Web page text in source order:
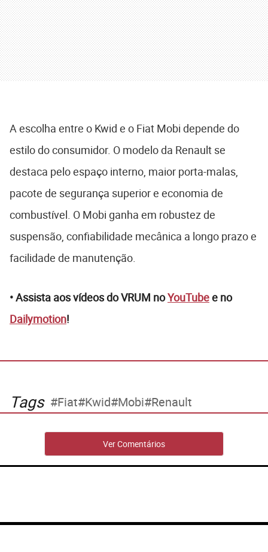
A escolha entre o Kwid e o Fiat Mobi depende do
estilo do consumidor. O modelo da Renault se
destaca pelo espaço interno, maior porta-malas,
pacote de segurança superior e economia de
combustível. O Mobi ganha em robustez de
suspensão, confiabilidade mecânica a longo prazo e
facilidade de manutenção.
• Assista aos vídeos do VRUM noYouTubee no
Dailymotion!
Tags Fiat Kwid Mobi Renault
Ver Comentários